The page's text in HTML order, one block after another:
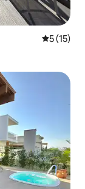
औसत रेटिंग
5 (15)